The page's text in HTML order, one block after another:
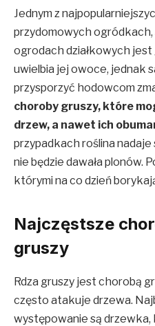
Jednym z
przydomowych ogródkach,
ogrodach działkowych
uwielbia jej owoce, jednak
przysporzyć hodowcom
choroby gruszy, które
drzew, a nawet ich
przypadkach roślina nadaje
nie będzie dawała plonów.
którymi na co dzień
Najczęstsze
gruszy
Rdza gruszy jest chorobą
często atakuje drzewa.
występowanie są drzewka,